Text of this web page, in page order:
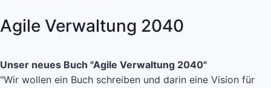
Agile Verwaltung 2040
Unser neues Buch "Agile Verwaltung 2040"
"Wir wollen ein Buch schreiben und darin eine Vision für